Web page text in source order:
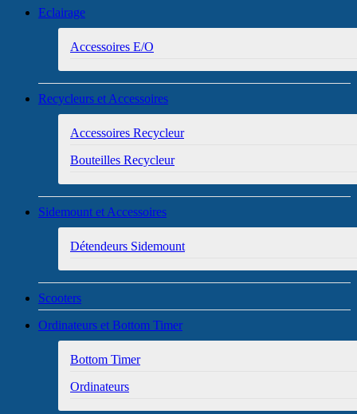
Eclairage
Accessoires E/O
Recycleurs et Accessoires
Accessoires Recycleur
Bouteilles Recycleur
Sidemount et Accessoires
Détendeurs Sidemount
Scooters
Ordinateurs et Bottom Timer
Bottom Timer
Ordinateurs